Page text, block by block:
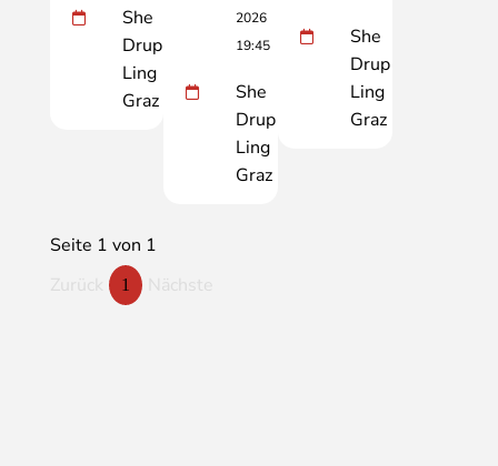
She
Drup
Ling
Graz
2026
19:45
She
Drup
Ling
Graz
She
Drup
Ling
Graz
Seite 1 von 1
1